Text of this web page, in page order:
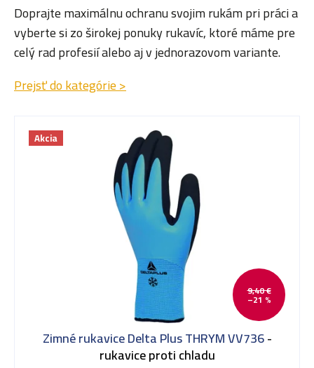
Doprajte maximálnu ochranu svojim rukám pri práci a
vyberte si zo širokej ponuky rukavíc, ktoré máme pre
celý rad profesií alebo aj v jednorazovom variante.
Prejsť do kategórie >
Akcia
9,40 €
–21 %
Zimné rukavice Delta Plus THRYM VV736-
rukavice proti chladu